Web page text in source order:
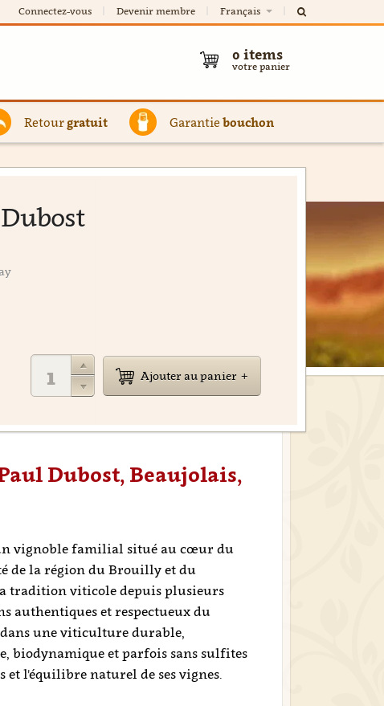
Connectez-vous Devenir membre Français
0 items
votre panier
Retour gratuit Garantiebouchon
Dubost
Ajouter au panier
Paul Dubost, Beaujolais,
vignoble familial situé au cœur du
de la région du Brouilly et du
tradition viticole depuis plusieurs
authentiques et respectueux du
dans une viticulture durable,
biodynamique et parfois sans sulfites
et l'équilibre naturel de ses vignes.